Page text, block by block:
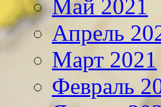
Май 2021
Апрель
Март 2021
Февраль